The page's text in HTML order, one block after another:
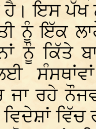
ਹੈ। ਇਸ ਪੱਖ
ਨੂੰ ਇੱਕ
ਨੂੰ
ਜਾ ਰਹੇ
ਵਿਦੇਸ਼ਾਂ